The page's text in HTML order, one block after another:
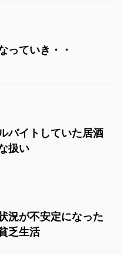
っていき・・
バイトしていた居酒
扱い
況が不安定になった
乏生活